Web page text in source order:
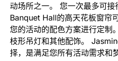
动场所之一。 您一次最多可
Banquet Hall的高天花板窗帘
您的活动的配色方案进行定制
枝形吊灯和其他配饰。
择，是满足您所有活动需求和